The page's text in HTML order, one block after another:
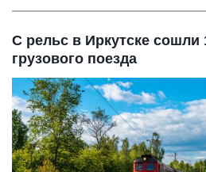
С рельс в Иркутске сошли
грузового поезда